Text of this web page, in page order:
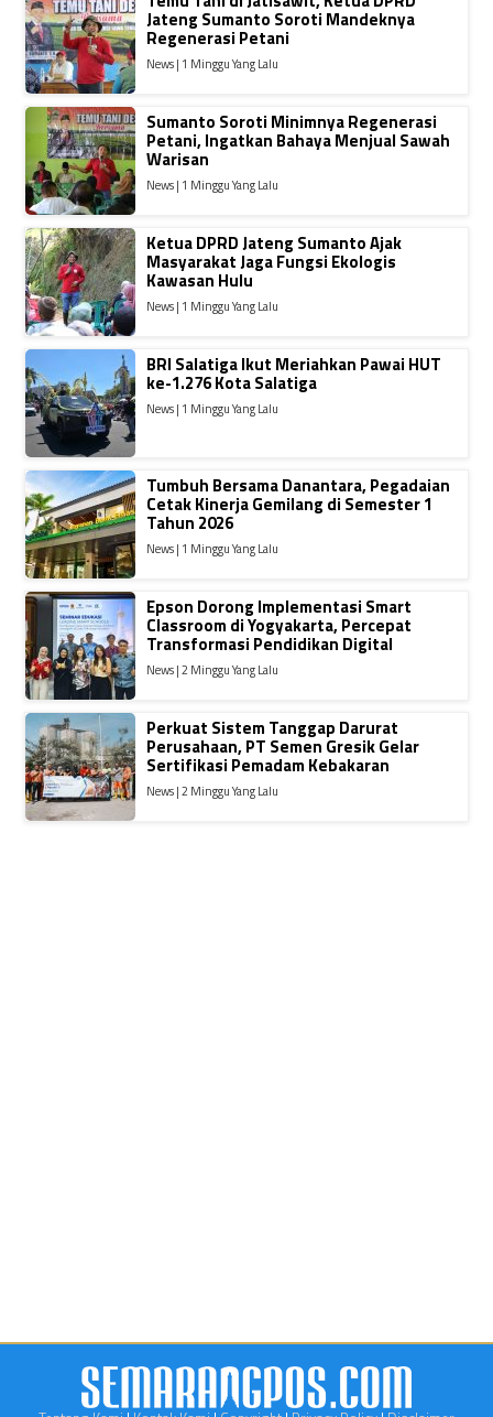
Jateng Sumanto Soroti Mandeknya
Regenerasi Petani
News | 1 Minggu Yang Lalu
Sumanto Soroti Minimnya Regenerasi
Petani, Ingatkan Bahaya Menjual Sawah
Warisan
News | 1 Minggu Yang Lalu
Ketua DPRD Jateng Sumanto Ajak
Masyarakat Jaga Fungsi Ekologis
Kawasan Hulu
News | 1 Minggu Yang Lalu
BRI Salatiga Ikut Meriahkan Pawai HUT
ke-1.276 Kota Salatiga
News | 1 Minggu Yang Lalu
Tumbuh Bersama Danantara, Pegadaian
Cetak Kinerja Gemilang di Semester 1
Tahun 2026
News | 1 Minggu Yang Lalu
Epson Dorong Implementasi Smart
Classroom di Yogyakarta, Percepat
Transformasi Pendidikan Digital
News | 2 Minggu Yang Lalu
Perkuat Sistem Tanggap Darurat
Perusahaan, PT Semen Gresik Gelar
Sertifikasi Pemadam Kebakaran
News | 2 Minggu Yang Lalu